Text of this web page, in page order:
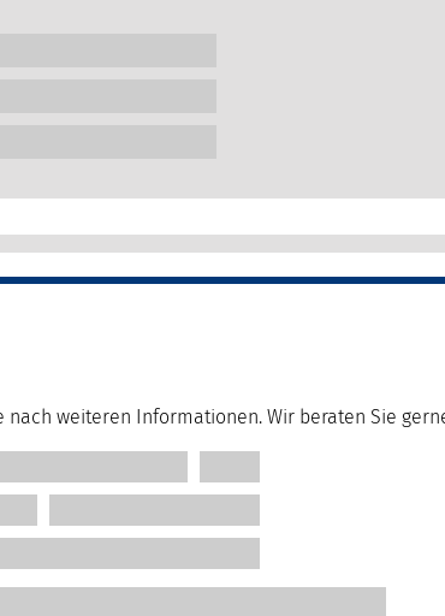
weiteren Informationen. Wir beraten Sie